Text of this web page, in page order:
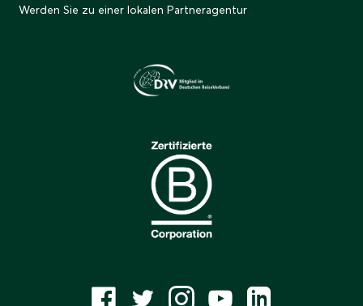
Werden Sie zu einer lokalen Partneragentur